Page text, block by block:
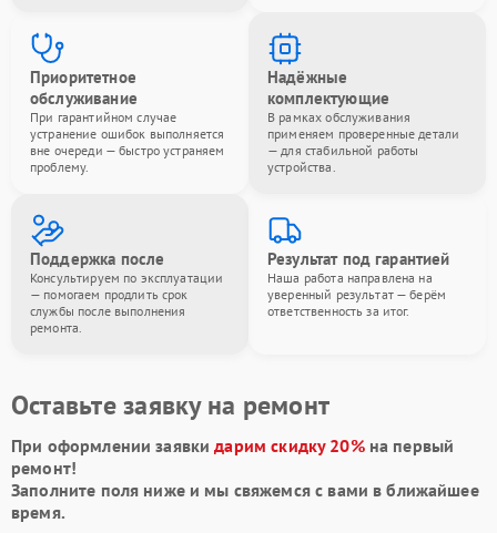
Приоритетное
обслуживание
При гарантийном случае
устранение ошибок выполняется
вне очереди — быстро устраняем
проблему.
Надёжные
комплектующие
В рамках обслуживания
применяем проверенные детали
— для стабильной работы
устройства.
Поддержка после
Консультируем по эксплуатации
— помогаем продлить срок
службы после выполнения
ремонта.
Результат под гарантией
Наша работа направлена на
уверенный результат — берём
ответственность за итог.
Оставьте заявку на ремонт
При оформлении заявкидарим скидку 20%на первый
ремонт!
Заполните поля ниже и мы свяжемся с вами в ближайшее
время.